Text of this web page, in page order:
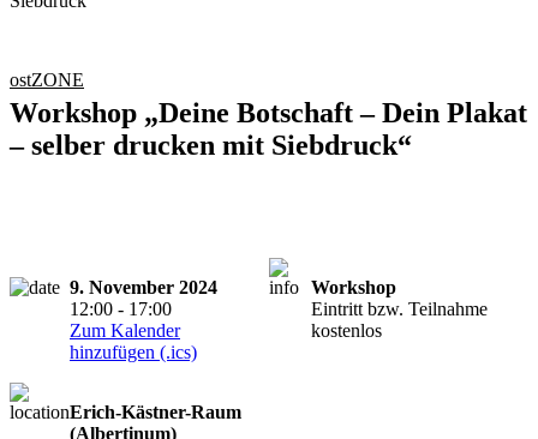
ostZONE
Workshop „Deine Botschaft – Dein Plakat
– selber drucken mit Siebdruck“
9. November 2024
12:00 - 17:00
Zum Kalender
hinzufügen (.ics)
Erich-Kästner-Raum
(Albertinum)
Workshop
Eintritt bzw. Teilnahme
kostenlos